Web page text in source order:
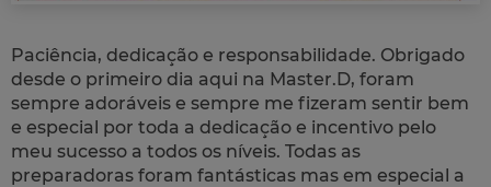
Paciência, dedicação e responsabilidade. Obrigado
desde o primeiro dia aqui na Master.D, foram
sempre adoráveis e sempre me fizeram sentir bem
e especial por toda a dedicação e incentivo pelo
meu sucesso a todos os níveis. Todas as
preparadoras foram fantásticas mas em especial a